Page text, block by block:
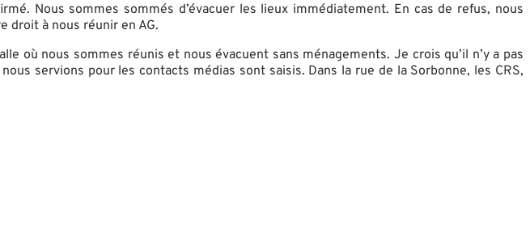
Nous sommes sommés d’évacuer les lieux immédiatement. En cas de refus, nous
droit à nous réunir en AG.
où nous sommes réunis et nous évacuent sans ménagements. Je crois qu’il n’y a pas
servions pour les contacts médias sont saisis. Dans la rue de la Sorbonne, les CRS,